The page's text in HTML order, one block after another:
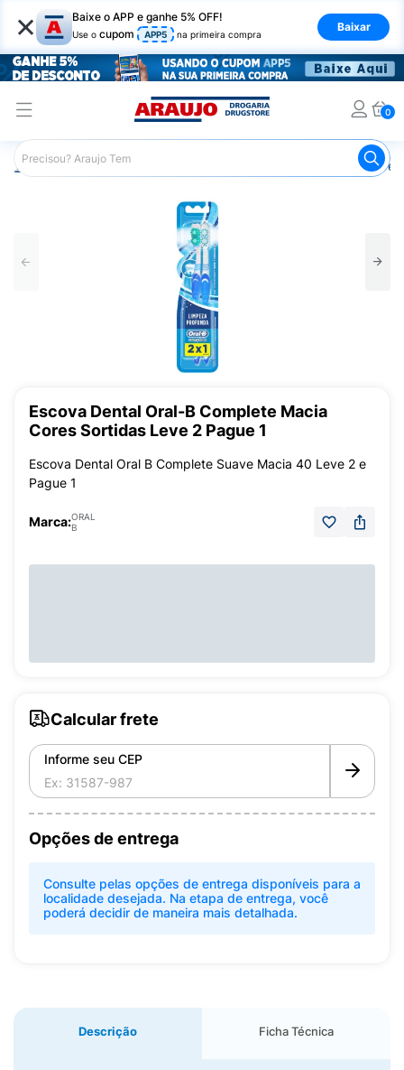
× Baixe o APP e ganhe 5% OFF!
Use o cupom APP5 na primeira compra
Baixar
0
Araujo Higiene Pessoal Escova de
Escova Dental Oral-B Complete Macia
Cores Sortidas Leve 2 Pague 1
Escova Dental Oral B Complete Suave Macia 40 Leve 2 e
Pague 1
Marca:ORAL
B
Calcular frete
Informe seu CEP
Opções de entrega
Consulte pelas opções de entrega disponíveis para a
localidade desejada. Na etapa de entrega, você
poderá decidir de maneira mais detalhada.
Descrição Ficha Técnica